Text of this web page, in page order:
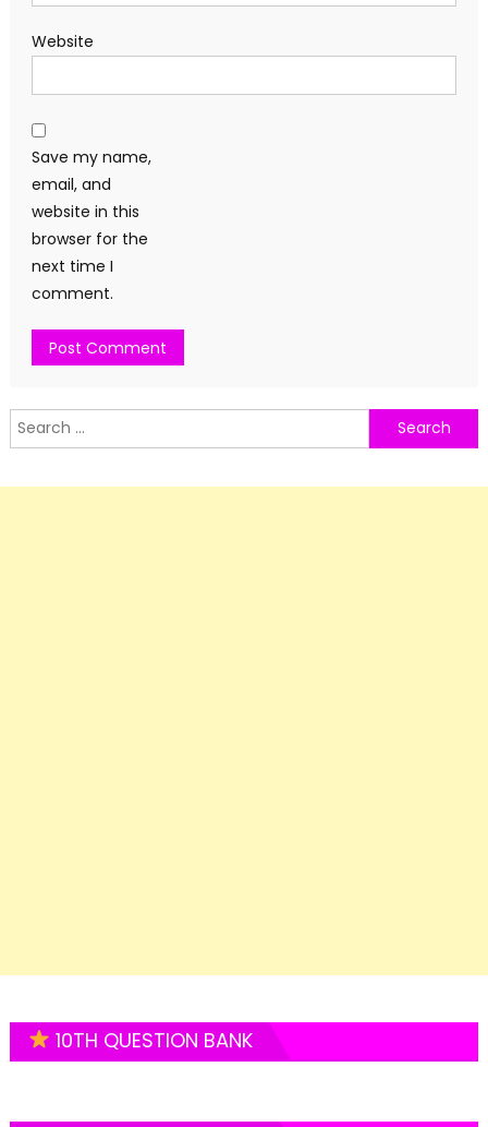
Website
Save my name,
email, and
website in this
browser for the
next time I
comment.
Search
for:
10TH QUESTION BANK